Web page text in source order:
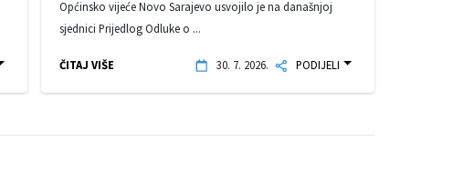
Općinsko vijeće Novo Sarajevo usvojilo je na današnjoj
sjednici Prijedlog Odluke o ...
ČITAJ VIŠE 30. 7. 2026. PODIJELI